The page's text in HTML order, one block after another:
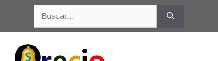
contenido